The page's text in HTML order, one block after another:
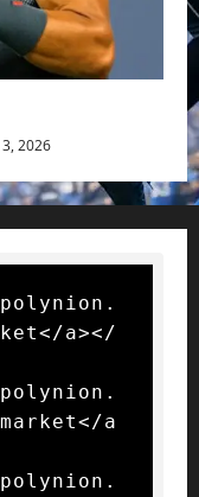
2026
a></
a